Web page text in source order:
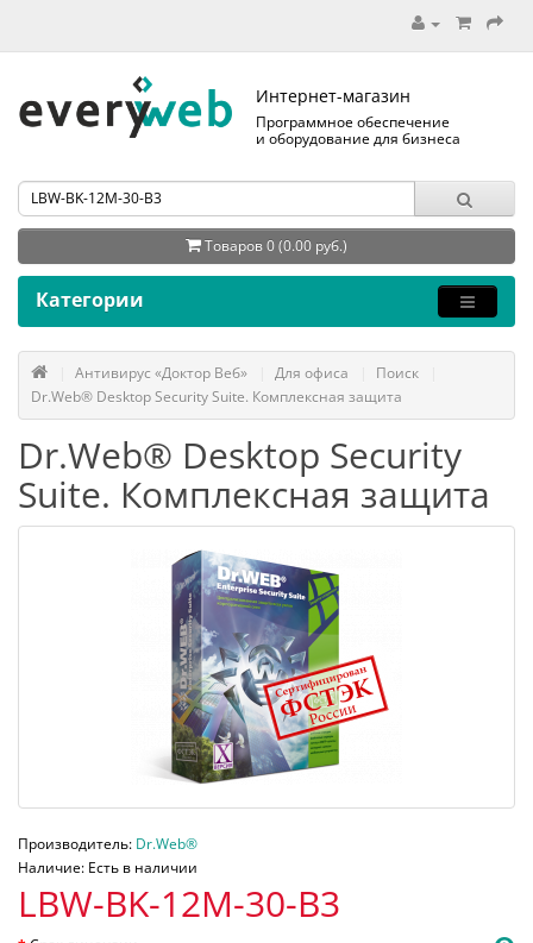
Интернет-магазин
Программное обеспечение
и оборудование для бизнеса
Товаров 0 (0.00 руб.)
Категории
Антивирус «Доктор Веб» Для офиса
Поиск
Dr.Web® Desktop Security Suite. Комплексная защита
Dr.Web® Desktop Security
Suite. Комплексная защита
Производитель: Dr.Web®
Наличие: Есть в наличии
LBW-BK-12M-30-B3